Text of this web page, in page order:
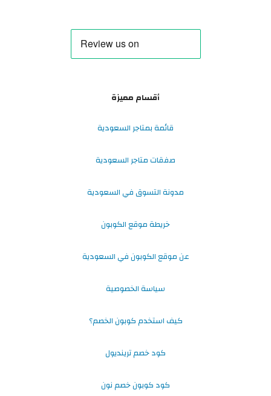
أقسام مميزة
قائمة بمتاجر السعودية
صفقات متاجر السعودية
مدونة التسوق في السعودية
خريطة موقع الكوبون
عن موقع الكوبون في السعودية
سياسة الخصوصية
كيف استخدم كوبون الخصم؟
كود خصم ترينديول
كود كوبون خصم نون